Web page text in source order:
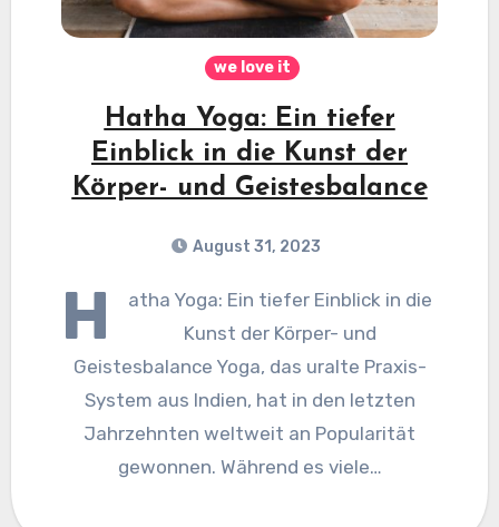
we love it
Hatha Yoga: Ein tiefer
Einblick in die Kunst der
Körper- und Geistesbalance
August 31, 2023
H
atha Yoga: Ein tiefer Einblick in die
Kunst der Körper- und
Geistesbalance Yoga, das uralte Praxis-
System aus Indien, hat in den letzten
Jahrzehnten weltweit an Popularität
gewonnen. Während es viele…